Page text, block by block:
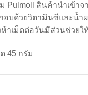
Pulmoll สินค้านำเข้า
อบด้วยวิตามินซีและน้ำ
ห้าเม็ดต่อวันมีส่วนช่วย
45 กรัม